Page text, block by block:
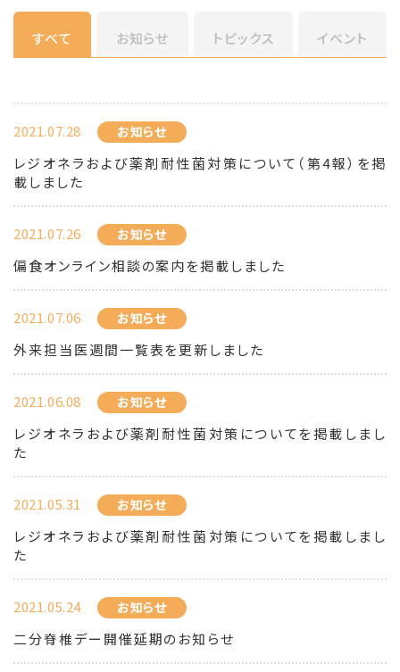
すべて お知らせ トピックス イベント
2021.07.28 お知らせ
レジオネラおよび薬剤耐性菌対策について（第4報）を掲
載しました
2021.07.26 お知らせ
偏食オンライン相談の案内を掲載しました
2021.07.06 お知らせ
外来担当医週間一覧表を更新しました
2021.06.08 お知らせ
レジオネラおよび薬剤耐性菌対策についてを掲載しまし
た
2021.05.31 お知らせ
レジオネラおよび薬剤耐性菌対策についてを掲載しまし
た
2021.05.24 お知らせ
二分脊椎デー開催延期のお知らせ